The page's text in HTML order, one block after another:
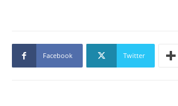
Facebook Twitter